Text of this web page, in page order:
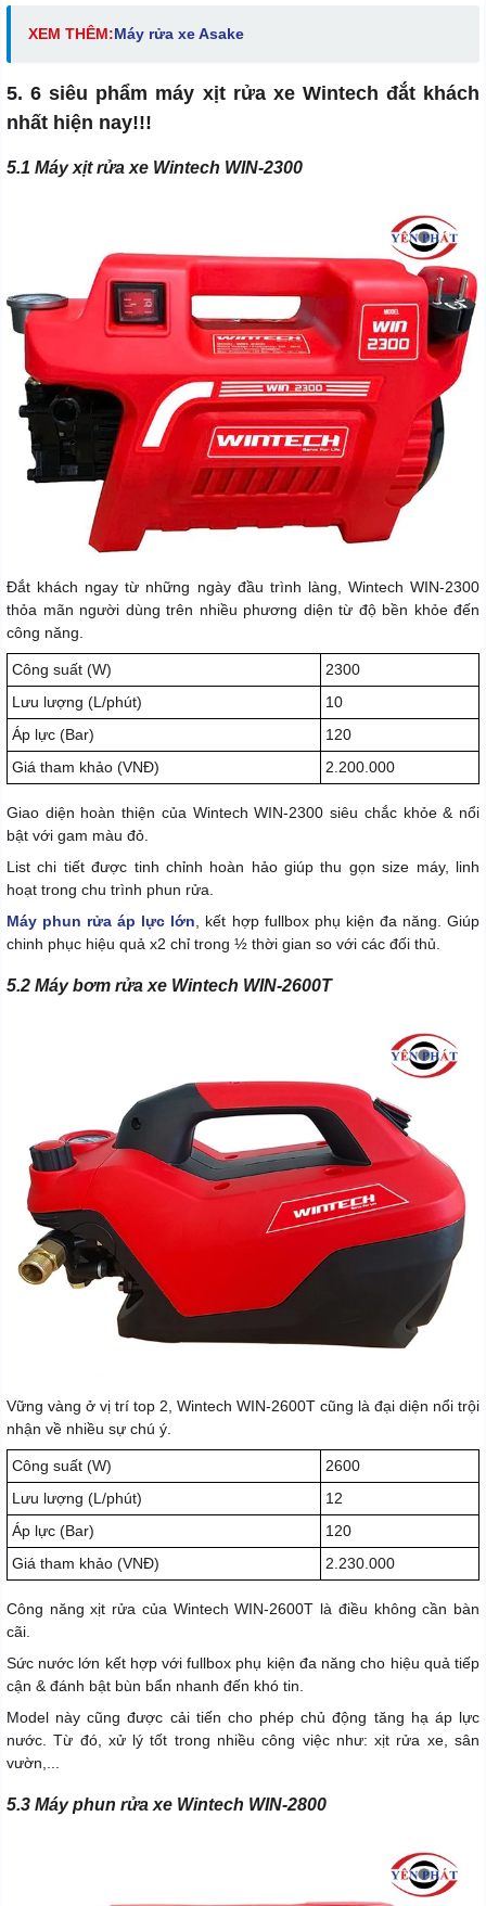
XEM THÊM:Máy rửa xe Asake
5. 6 siêu phẩm máy xịt rửa xe Wintech đắt khách
nhất hiện nay!!!
5.1 Máy xịt rửa xe Wintech WIN-2300
Đắt khách ngay từ những ngày đầu trình làng, Wintech WIN-2300
thỏa mãn người dùng trên nhiều phương diện từ độ bền khỏe đến
công năng.
Công suất (W)
2300
Lưu lượng (L/phút)
10
Áp lực (Bar)
120
Giá tham khảo (VNĐ)
2.200.000
Giao diện hoàn thiện của Wintech WIN-2300 siêu chắc khỏe & nổi
bật với gam màu đỏ.
List chi tiết được tinh chỉnh hoàn hảo giúp thu gọn size máy, linh
hoạt trong chu trình phun rửa.
Máy phun rửa áp lực lớn, kết hợp fullbox phụ kiện đa năng. Giúp
chinh phục hiệu quả x2 chỉ trong ½ thời gian so với các đối thủ.
5.2 Máy bơm rửa xe Wintech WIN-2600T
Vững vàng ở vị trí top 2, Wintech WIN-2600T cũng là đại diện nổi trội
nhận về nhiều sự chú ý.
Công suất (W)
2600
Lưu lượng (L/phút)
12
Áp lực (Bar)
120
Giá tham khảo (VNĐ)
2.230.000
Công năng xịt rửa của Wintech WIN-2600T là điều không cần bàn
cãi.
Sức nước lớn kết hợp với fullbox phụ kiện đa năng cho hiệu quả tiếp
cận & đánh bật bùn bẩn nhanh đến khó tin.
Model này cũng được cải tiến cho phép chủ động tăng hạ áp lực
nước. Từ đó, xử lý tốt trong nhiều công việc như: xịt rửa xe, sân
vườn,...
5.3 Máy phun rửa xe Wintech WIN-2800